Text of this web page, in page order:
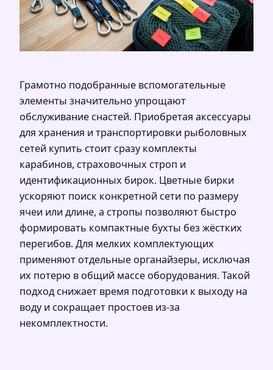
Грамотно подобранные вспомогательные
элементы значительно упрощают
обслуживание снастей. Приобретая аксессуары
для хранения и транспортировки рыболовных
сетей купить стоит сразу комплекты
карабинов, страховочных строп и
идентификационных бирок. Цветные бирки
ускоряют поиск конкретной сети по размеру
ячеи или длине, а стропы позволяют быстро
формировать компактные бухты без жёстких
перегибов. Для мелких комплектующих
применяют отдельные органайзеры, исключая
их потерю в общий массе оборудования. Такой
подход снижает время подготовки к выходу на
воду и сокращает простоев из‑за
некомплектности.